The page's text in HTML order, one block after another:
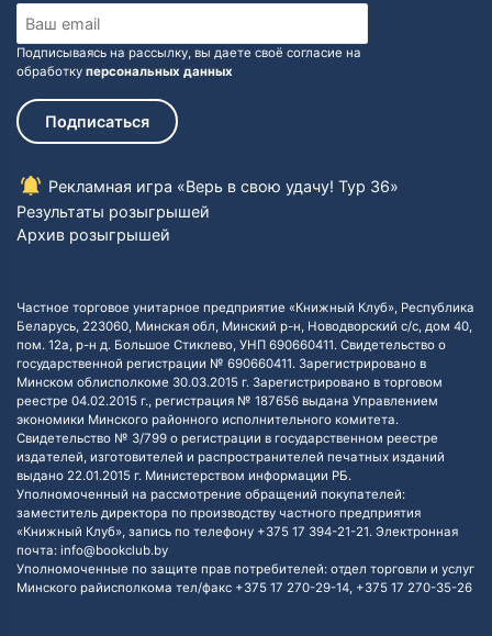
Подписываясь на рассылку, вы даете своё согласие на
обработку персональных данных
Подписаться
Рекламная игра «Верь в свою удачу! Тур 36»
Результаты розыгрышей
Архив розыгрышей
Частное торговое унитарное предприятие «Книжный Клуб», Республика
Беларусь, 223060, Минская обл, Минский р-н, Новодворский с/с, дом 40,
пом. 12а, р-н д. Большое Стиклево, УНП 690660411. Свидетельство о
государственной регистрации № 690660411. Зарегистрировано в
Минском облисполкоме 30.03.2015 г. Зарегистрировано в торговом
реестре 04.02.2015 г., регистрация № 187656 выдана Управлением
экономики Минского районного исполнительного комитета.
Свидетельство № 3/799 о регистрации в государственном реестре
издателей, изготовителей и распространителей печатных изданий
выдано 22.01.2015 г. Министерством информации РБ.
Уполномоченный на рассмотрение обращений покупателей:
заместитель директора по производству частного предприятия
«Книжный Клуб», запись по телефону +375 17 394-21-21. Электронная
почта: info@bookclub.by
Уполномоченные по защите прав потребителей: отдел торговли и услуг
Минского райисполкома тел/факс +375 17 270-29-14, +375 17 270-35-26